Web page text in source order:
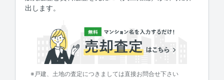
出します。
※戸建、土地の査定につきましては直接お問合せ下さい